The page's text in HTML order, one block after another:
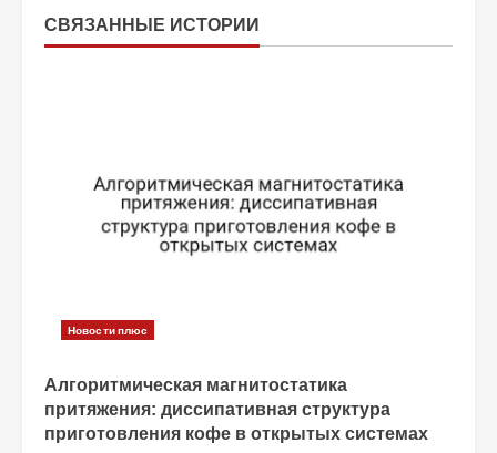
и
и
е
СВЯЗАННЫЕ ИСТОРИИ
Новости плюс
Алгоритмическая магнитостатика
притяжения: диссипативная структура
приготовления кофе в открытых системах